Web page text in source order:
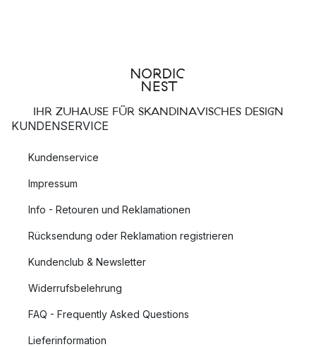
IHR ZUHAUSE FÜR SKANDINAVISCHES DESIGN
KUNDENSERVICE
Kundenservice
Impressum
Info - Retouren und Reklamationen
Rücksendung oder Reklamation registrieren
Kundenclub & Newsletter
Widerrufsbelehrung
FAQ - Frequently Asked Questions
Lieferinformation